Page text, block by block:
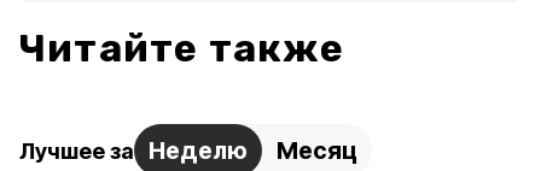
Читайте также
Лучшее за Неделю Месяц